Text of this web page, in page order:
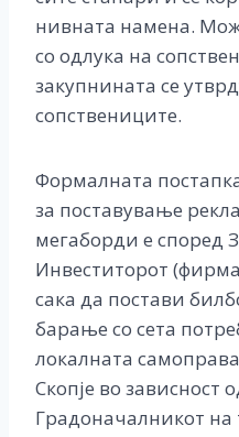
нивната намена.
со одлука на
закупнината се
сопствениците.
Формалната
за поставување
мегаборди e според
Инвеститорот
сака да постави
барање со сета
локалната
Скопје во зависност
Градоначалникот на